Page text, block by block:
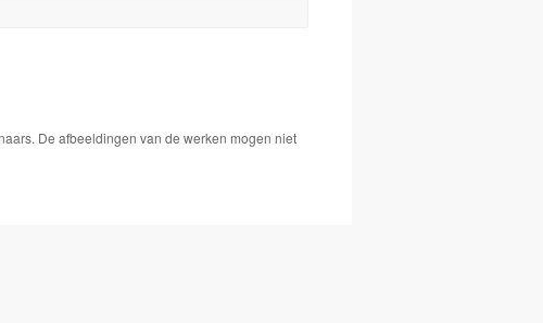
De afbeeldingen van de werken mogen niet